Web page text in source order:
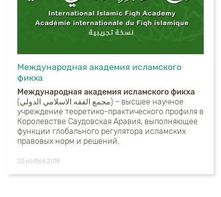
Международная академия исламского
фикха
Международная академия исламского фикха
(مجمع الفقه الاسلامي الدولي) – высшее научное
учреждение теоретико-практического профиля в
Королевстве Саудовская Аравия, выполняющее
функции глобального регулятора исламских
правовых норм и решений.
20 ноября 2018